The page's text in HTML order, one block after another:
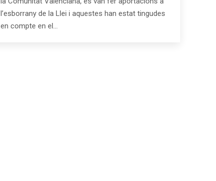
l’esborrany de la Llei i aquestes han estat tingudes
en compte en el…